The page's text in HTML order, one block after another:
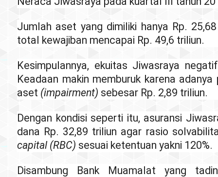
Jumlah aset yang dimiliki hanya Rp.
total kewajiban mencapai Rp. 49,6 triliun.
Kesimpulannya, ekuitas Jiwasraya
Keadaan makin memburuk karena adanya
aset (impairment) sebesar Rp. 2,89 triliun.
Dengan kondisi seperti itu, asuransi
dana Rp. 32,89 triliun agar rasio
capital (RBC) sesuai ketentuan yakni 120%.
Disambung Bank Muamalat yang